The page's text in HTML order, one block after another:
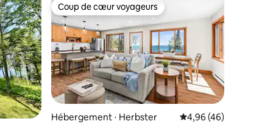
appréciés Coup de cœur voyageurs
Coup de cœur voyageurs
Hébergement ⋅ Herbster Évaluation moyenne
4,96 (46)